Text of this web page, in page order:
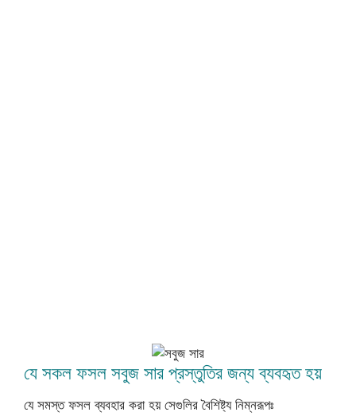
যে সকল ফসল সবুজ সার প্রস্তুতির জন্য ব্যবহৃত হয়
যে সমস্ত ফসল ব্যবহার করা হয় সেগুলির বৈশিষ্ট্য নিম্নরূপঃ